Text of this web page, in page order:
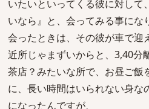
いたいといってくる彼に対して
いなら』と、会ってみる事にな
会ったときは、その彼が車で迎
近所じゃまずいからと、3,40分
茶店？みたいな所で、お昼ご飯
に、長い時間はいられない身な
になったんですが、